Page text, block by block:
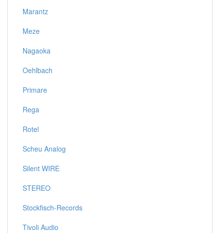
Marantz
Meze
Nagaoka
Oehlbach
Primare
Rega
Rotel
Scheu Analog
Silent WIRE
STEREO
Stockfisch-Records
Tivoli Audio